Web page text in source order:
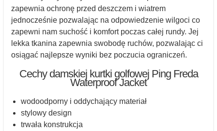
zapewnia ochronę przed deszczem i wiatrem
jednocześnie pozwalając na odpowiedzenie wilgoci co
zapewni nam suchość i komfort poczas całej rundy. Jej
lekka tkanina zapewnia swobodę ruchów, pozwalając ci
osiągać najlepsze wyniki bez poczucia ograniczeń.
Cechy damskiej kurtki golfowej Ping Freda
Waterproof Jacket
wodoodporny i oddychający materiał
stylowy design
trwała konstrukcja